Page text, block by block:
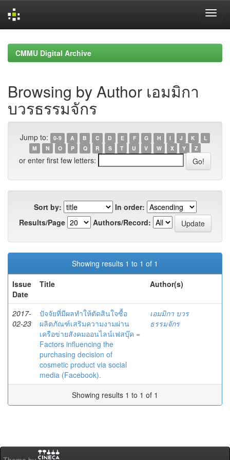
navigationCMMU Digital Archive
Browsing by Author เอมมิกา
บวรธรรมจักร
Jump to: 0-9 A B C D E F G H I J K
L
M
N O P Q R S T U V W X Y Z
or enter first few letters:
Sort by:
In order:
Results/Page
Authors/Record:
Showing results 1 to 1 of 1
Issue
Date
Title Author(s)
2017-
02-23
ปัจจัยที่มีผลทำให้ตัดสินใจซื้อ
ผลิตภัณฑ์เสริมความงามผ่าน
เครือข่ายสังคมออนไลน์เฟสบุ๊ค =
Factors influencing the
purchasing decision of
cosmetic product via social
media (Facebook).
เอมมิกา บวร
ธรรมจักร
Showing results 1 to 1 of 1